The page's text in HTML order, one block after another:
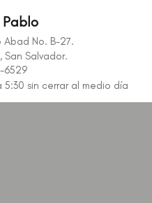
Pablo
No. B-27.
Salvador.
6529
sin cerrar al medio día